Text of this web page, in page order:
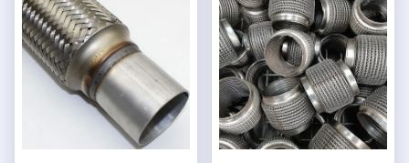
зацепленная наружная